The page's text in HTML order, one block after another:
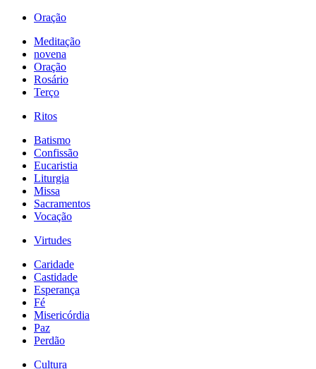
Oração
Meditação
novena
Oração
Rosário
Terço
Ritos
Batismo
Confissão
Eucaristia
Liturgia
Missa
Sacramentos
Vocação
Virtudes
Caridade
Castidade
Esperança
Fé
Misericórdia
Paz
Perdão
Cultura